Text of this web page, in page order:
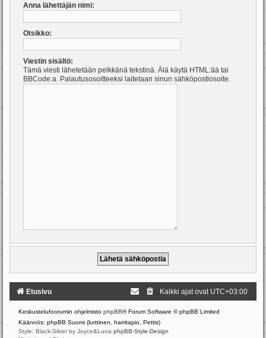
Anna lähettäjän nimi:
Otsikko:
Viestin sisältö:
Tämä viesti lähetetään pelkkänä tekstinä. Älä käytä HTML:ää tai
BBCode:a. Palautusosoitteeksi laitetaan sinun sähköpostiosoite.
Etusivu Kaikki ajat ovat UTC+03:00
Keskustelufoorumin ohjelmisto phpBB® Forum Software © phpBB Limited
Käännös: phpBB Suomi (lurttinen, harritapio, Pettis)
Style: Black-Silver by Joyce&Luna phpBB-Style-Design